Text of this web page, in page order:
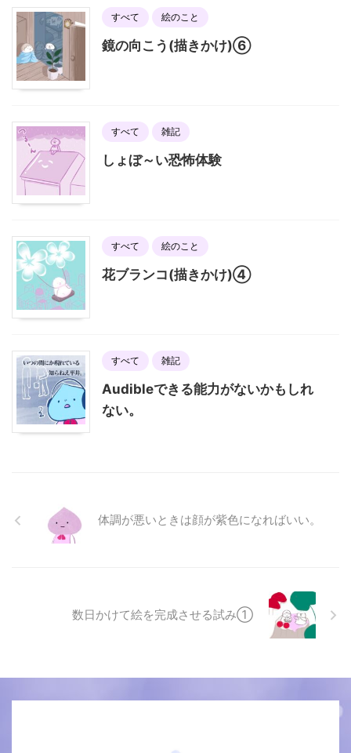
すべて 絵のこと
鏡の向こう(描きかけ)⑥
すべて 雑記
しょぼ～い恐怖体験
すべて 絵のこと
花ブランコ(描きかけ)④
すべて 雑記
Audibleできる能力がないかもしれ
ない。
体調が悪いときは顔が紫色になればいい。
数日かけて絵を完成させる試み①